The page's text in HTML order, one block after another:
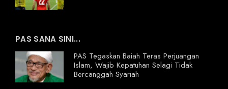
PAS SANA SINI...
PAS Tegaskan Baiah Teras Perjuangan
Islam, Wajib Kepatuhan Selagi Tidak
Bercanggah Syariah